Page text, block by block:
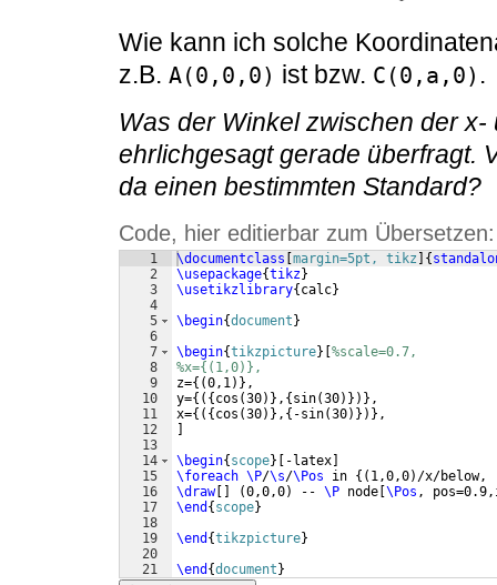
Wie kann ich solche
z.B. A(0,0,0) ist bzw. C(0,a,0) .
Was der Winkel zwischen der
ehrlichgesagt gerade überfragt.
da einen bestimmten Standard?
Code, hier editierbar zum Übersetzen:
1
2
3
4
5
6
7
8
9
10
11
12
13
14
15
16
17
18
19
20
21
\documentclass [margin=5pt, tikz ] {
\usepackage{tikz}
\usetikzlibrary{calc}
\begin{document}
\begin{tikzpicture} [%scale=0.7,
%x={(1,0)},
z={(0,1 )} ,
y={({cos (30)} , {sin(30)})} ,
x={({cos (30)} , { -sin(30)})} ,
]
\begin{scope} [ -latex]
\foreach \P/\s/\Pos in {( 1,0,0) /x/below,
\draw[ ] (0,0,0) -- \P node [\Pos ,
\end {scope}
\end {tikzpicture}
\end {document}